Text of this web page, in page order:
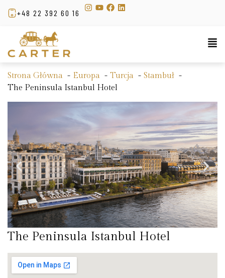
+48 22 392 60 16
Strona Główna Europa Turcja
Stambuł
The Peninsula Istanbul Hotel
The Peninsula Istanbul Hotel